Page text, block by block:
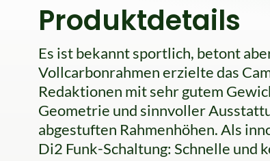
Produktdetails
Es ist bekannt sportlich, betont
Vollcarbonrahmen erzielte das
Redaktionen mit sehr gutem
Geometrie und sinnvoller
abgestuften Rahmenhöhen. Als
Di2 Funk-Schaltung: Schnelle und